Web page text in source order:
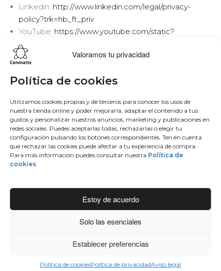
Valoramos tu privacidad
Política de cookies
Utilizamos cookies propias y de terceros para conocer los usos de
nuestra tienda online y poder mejorarla, adaptar el contenido a tus
gustos y personalizar nuestros anuncios, marketing y publicaciones en
redes sociales. Puedes aceptarlas todas, rechazarlas o elegir tu
configuración pulsando los botones correspondientes. Ten en cuenta
que rechazar las cookies puede afectar a tu experiencia de compra.
Para más información puedes consultar nuestra Política de
cookies.
Estoy de acuerdo
Solo las esenciales
Establecer preferencias
Política de cookiesPolítica de privacidadAviso legal
Linkedin: http://www.linkedin.com/legal/privacy-
policy?trk=hb_ft_priv
YouTube: https://www.youtube.com/static?
template=terms&hl=es&gl=ES
Bowling
Hobo
Monedero
Mochila
Sobre nosotros
50 aniversario
Únete al equipo
Blog
Contacto
Facebook
Instagram
Twitter
Youtube
Conéctate
C/Idiazabal, 37 Barrio Bengoetxea
48960 Galdakao, Bizkaia
info@caminattabags.com
© 2025 Caminatta